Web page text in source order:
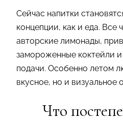
Сейчас напитки
концепции, как и еда.
авторские лимонады,
замороженные коктейли
подачи. Особенно летом
вкусное, но и
Что